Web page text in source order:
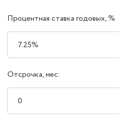
Процентная ставка годовых, %
Отсрочка, мес: